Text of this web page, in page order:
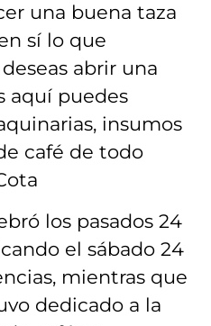
una buena taza
sí lo que
abrir una
aquí puedes
insumos
café de todo
los pasados 24
el sábado 24
mientras que
dedicado a la